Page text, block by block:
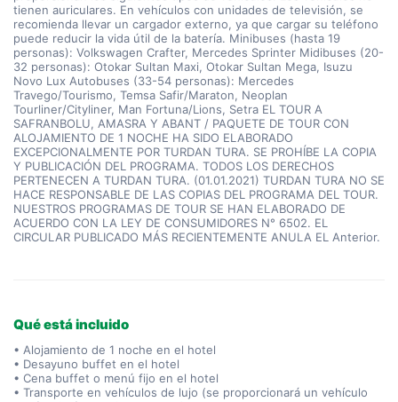
tienen auriculares. En vehículos con unidades de televisión, se
recomienda llevar un cargador externo, ya que cargar su teléfono
puede reducir la vida útil de la batería. Minibuses (hasta 19
personas): Volkswagen Crafter, Mercedes Sprinter Midibuses (20-
32 personas): Otokar Sultan Maxi, Otokar Sultan Mega, Isuzu
Novo Lux Autobuses (33-54 personas): Mercedes
Travego/Tourismo, Temsa Safir/Maraton, Neoplan
Tourliner/Cityliner, Man Fortuna/Lions, Setra EL TOUR A
SAFRANBOLU, AMASRA Y ABANT / PAQUETE DE TOUR CON
ALOJAMIENTO DE 1 NOCHE HA SIDO ELABORADO
EXCEPCIONALMENTE POR TURDAN TURA. SE PROHÍBE LA COPIA
Y PUBLICACIÓN DEL PROGRAMA. TODOS LOS DERECHOS
PERTENECEN A TURDAN TURA. (01.01.2021) TURDAN TURA NO SE
HACE RESPONSABLE DE LAS COPIAS DEL PROGRAMA DEL TOUR.
NUESTROS PROGRAMAS DE TOUR SE HAN ELABORADO DE
ACUERDO CON LA LEY DE CONSUMIDORES N° 6502. EL
CIRCULAR PUBLICADO MÁS RECIENTEMENTE ANULA EL Anterior.
Qué está incluido
• Alojamiento de 1 noche en el hotel
• Desayuno buffet en el hotel
• Cena buffet o menú fijo en el hotel
• Transporte en vehículos de lujo (se proporcionará un vehículo